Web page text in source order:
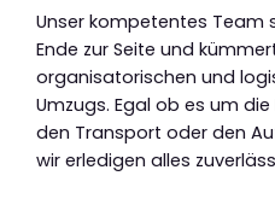
Unser kompetentes Team
Ende zur Seite und
organisatorischen und
Umzugs. Egal ob es um
den Transport oder den
wir erledigen alles